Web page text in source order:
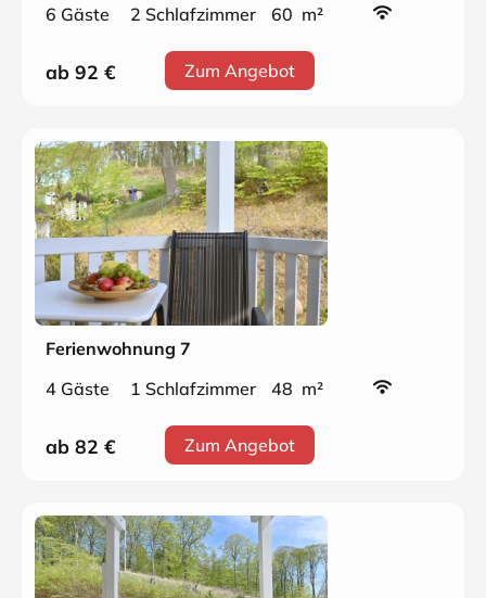
6 Gäste 2 Schlafzimmer 60 m²
ab 92 € Zum Angebot
Ferienwohnung 7
4 Gäste
1 Schlafzimmer 48 m²
ab 82 € Zum Angebot